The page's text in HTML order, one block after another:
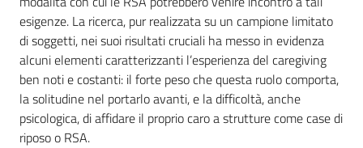
esigenze. La ricerca, pur realizzata su un campione limitato
di soggetti, nei suoi risultati cruciali ha messo in evidenza
alcuni elementi caratterizzanti l’esperienza del caregiving
ben noti e costanti: il forte peso che questa ruolo comporta,
la solitudine nel portarlo avanti, e la difficoltà, anche
psicologica, di affidare il proprio caro a strutture come case di
riposo o RSA.